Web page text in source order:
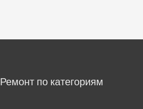
Ремонт по категориям